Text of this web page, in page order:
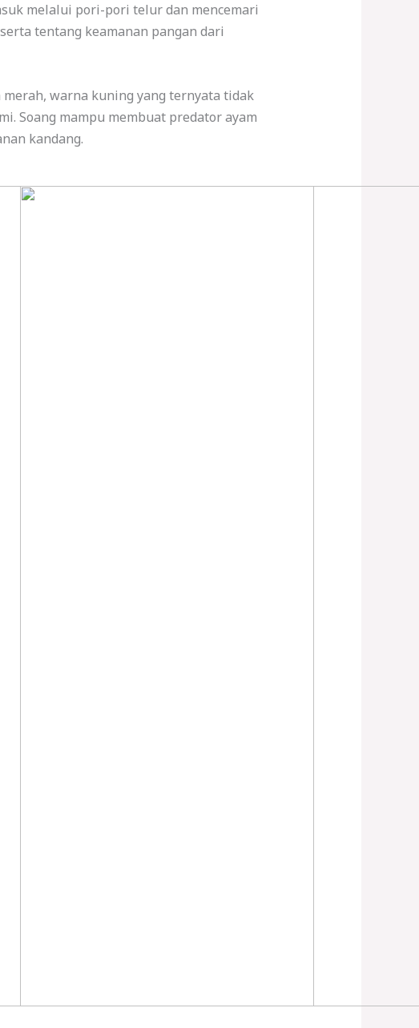
melalui pori-pori telur dan mencemari
tentang keamanan pangan dari
warna kuning yang ternyata tidak
Soang mampu membuat predator ayam
kandang.